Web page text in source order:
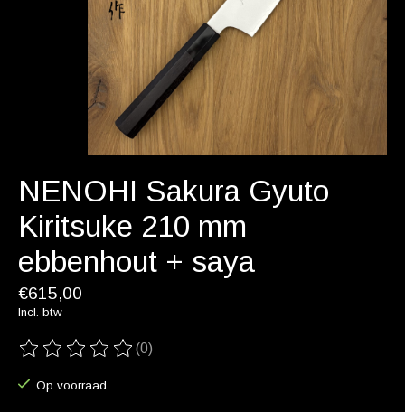
NENOHI Sakura Gyuto
Kiritsuke 210 mm
ebbenhout + saya
€615,00
Incl. btw
De beoordeling van dit product is
(0)
Op voorraad